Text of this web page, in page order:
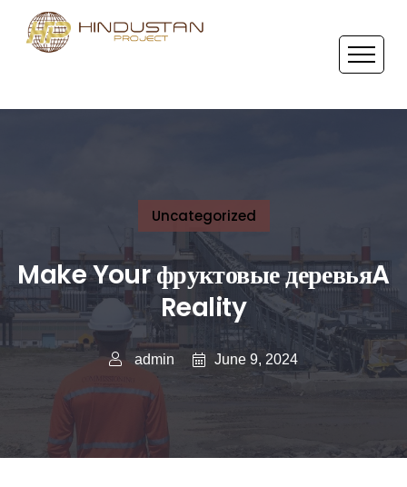
Uncategorized
Make Your фруктовые деревьяA
Reality
admin June 9, 2024